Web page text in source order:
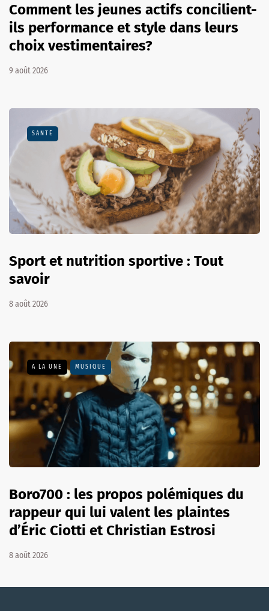
Comment les jeunes actifs concilient-
ils performance et style dans leurs
choix vestimentaires?
9 août 2026
SANTÉ
Sport et nutrition sportive : Tout
savoir
8 août 2026
A LA UNE MUSIQUE
Boro700 : les propos polémiques du
rappeur qui lui valent les plaintes
d’Éric Ciotti et Christian Estrosi
8 août 2026